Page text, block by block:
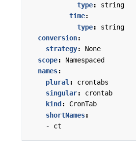
type:
string
time:
type:
string
conversion:
strategy:
None
scope:
Namespaced
names:
plural :
crontabs
singular:
crontab
kind :
CronTab
shortNames:
- ct